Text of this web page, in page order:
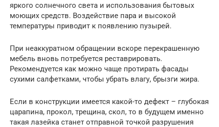
яркого солнечного света и использования бытовых
моющих средств. Воздействие пара и высокой
температуры приводит к появлению пузырей.
При неаккуратном обращении вскоре перекрашенную
мебель вновь потребуется реставрировать.
Рекомендуется как можно чаще протирать фасады
сухими салфетками, чтобы убрать влагу, брызги жира.
Если в конструкции имеется какой-то дефект – глубокая
царапина, прокол, трещина, скол, то в будущем именно
такая лазейка станет отправной точкой разрушения